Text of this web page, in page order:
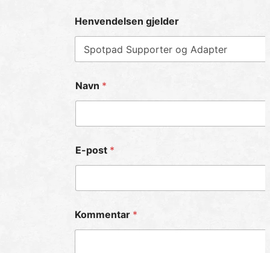
Henvendelsen gjelder
Navn *
E-post *
Kommentar *